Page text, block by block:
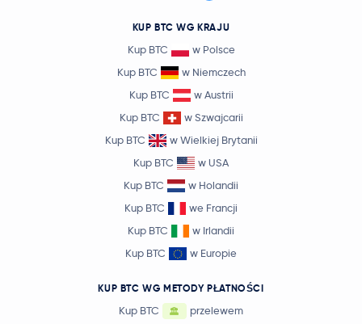
KUP BTC WG KRAJU
Kup BTC
w Polsce
Kup BTC
w Niemczech
Kup BTC
w Austrii
Kup BTC
w Szwajcarii
Kup BTC
w Wielkiej Brytanii
Kup BTC
w USA
Kup BTC
w Holandii
Kup BTC
we Francji
Kup BTC
w Irlandii
Kup BTC
w Europie
KUP BTC WG METODY PŁATNOŚCI
Kup BTC
przelewem